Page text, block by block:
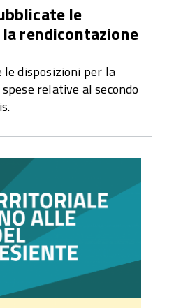
le
rendicontazione
disposizioni per la
relative al secondo